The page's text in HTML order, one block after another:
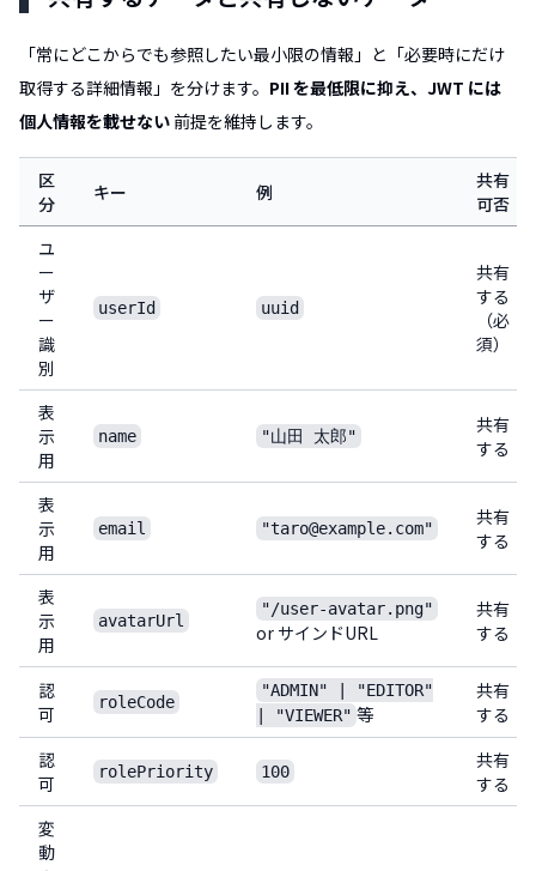
「常にどこからでも参照したい最小限の情報」と「必要時にだけ
取得する詳細情報」を分けます。 PII を最低限に抑え、JWT には
個人情報を載せない 前提を維持します。
区
分
キー 例
共有
可否
ユ
ー
ザ
ー
識
別
userId uuid
共有
する
（必
須）
表
示
用
name "山田 太郎"
共有
する
表
示
用
email "taro@example.com"
共有
する
表
示
用
avatarUrl
"/user-avatar.png"
or サインドURL
共有
する
認
可
roleCode
"ADMIN" | "EDITOR"
| "VIEWER" 等
共有
する
認
可
rolePriority 100
共有
する
変
動